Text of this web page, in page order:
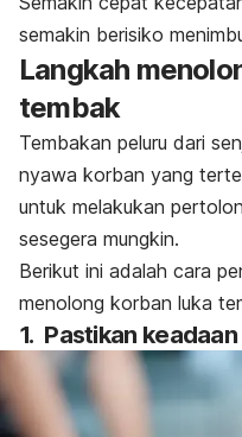
semakin berisiko
Langkah
tembak
Tembakan peluru dari
nyawa korban yang
untuk melakukan
sesegera mungkin.
Berikut ini adalah cara
menolong korban luka
1. Pastikan